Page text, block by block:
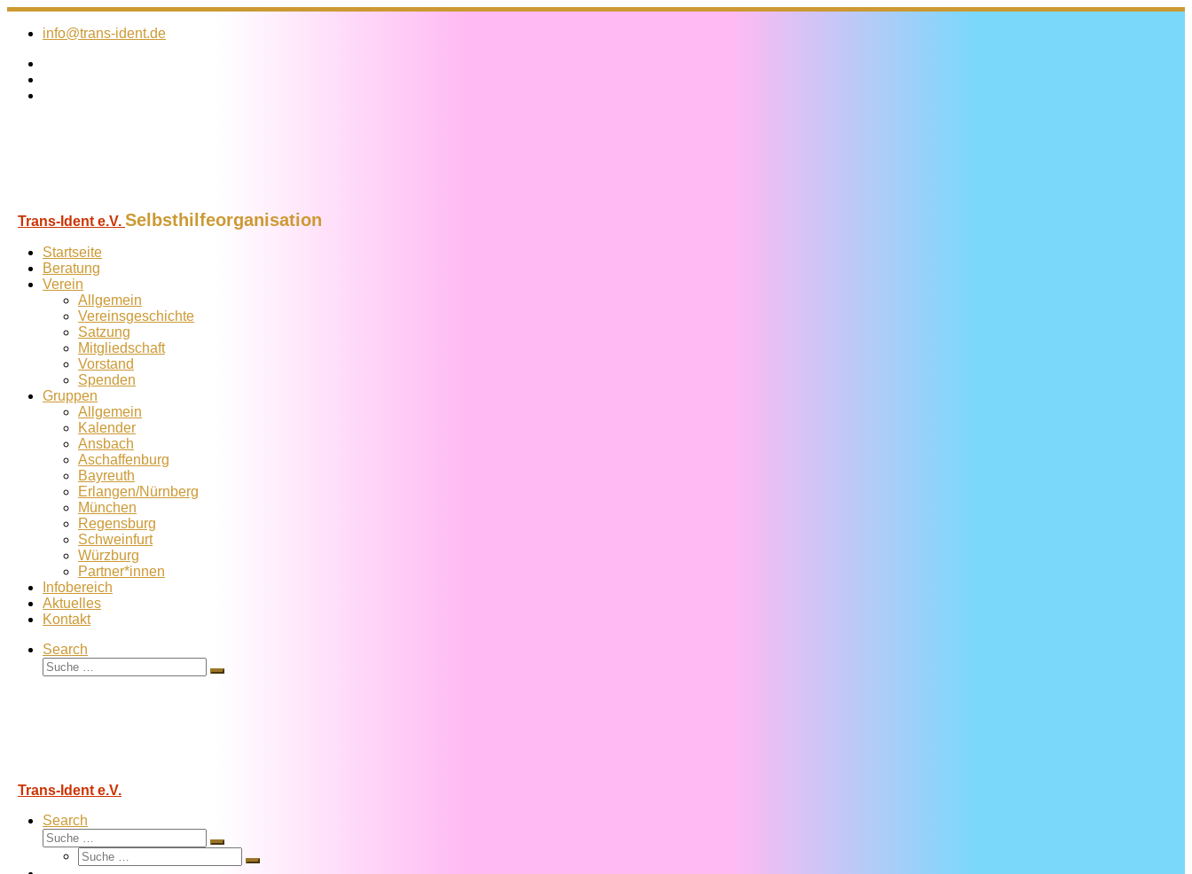
Zum
Inhalt
info@trans-ident.de
Trans-Ident e.V. Selbsthilfeorganisation
Startseite
Beratung
Verein
Allgemein
Vereins­geschichte
Satzung
Mitglied­schaft
Vorstand
Spenden
Gruppen
Allgemein
Kalender
Ansbach
Aschaffenburg
Bayreuth
Erlangen/Nürnberg
München
Regensburg
Schweinfurt
Würzburg
Partner*innen
Infobereich
Aktuelles
Kontakt
Search
Suche
Suche
Trans-Ident e.V.
Search
Suche
Suche
Suche
Suche